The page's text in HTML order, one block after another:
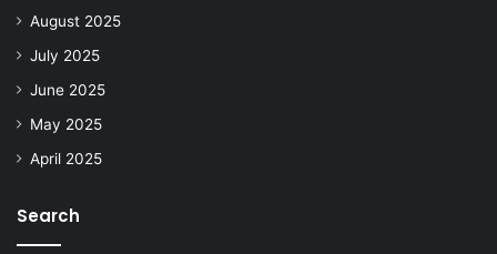
August 2025
July 2025
June 2025
May 2025
April 2025
Search